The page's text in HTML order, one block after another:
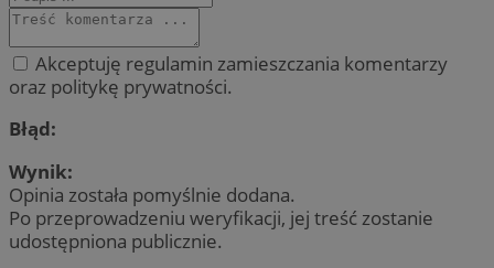
Akceptuję regulamin zamieszczania komentarzy
oraz politykę prywatności.
Błąd:
Wynik:
Opinia została pomyślnie dodana.
Po przeprowadzeniu weryfikacji, jej treść zostanie
udostępniona publicznie.